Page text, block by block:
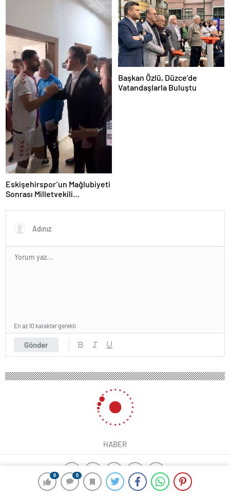
0 0
Eskişehirspor’un Mağlubiyeti
Sonrası Milletvekili
Başkan Özlü, Düzce’de
Vatandaşlarla Buluştu
Gönder
En az 10 karakter gerekli
HABER
yangın algılama sistemleri